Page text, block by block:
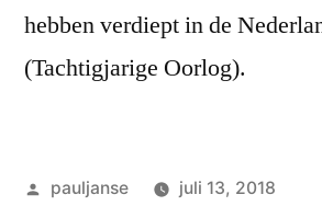
hebben verdiept in de
(Tachtigjarige Oorlog).
Geplaatst
pauljanse
juli 13, 2018